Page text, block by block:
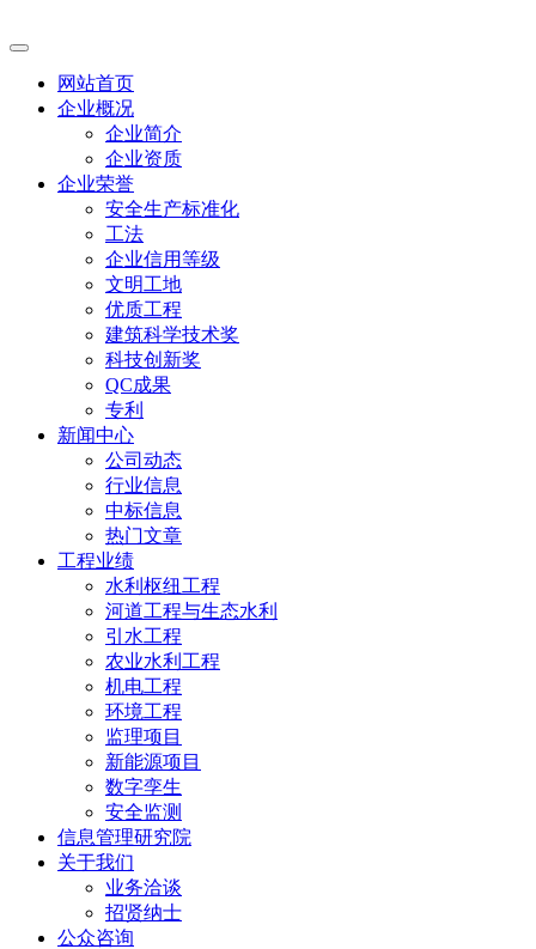
网站首页
企业概况
企业简介
企业资质
企业荣誉
安全生产标准化
工法
企业信用等级
文明工地
优质工程
建筑科学技术奖
科技创新奖
QC成果
专利
新闻中心
公司动态
行业信息
中标信息
热门文章
工程业绩
水利枢纽工程
河道工程与生态水利
引水工程
农业水利工程
机电工程
环境工程
监理项目
新能源项目
数字孪生
安全监测
信息管理研究院
关于我们
业务洽谈
招贤纳士
公众咨询